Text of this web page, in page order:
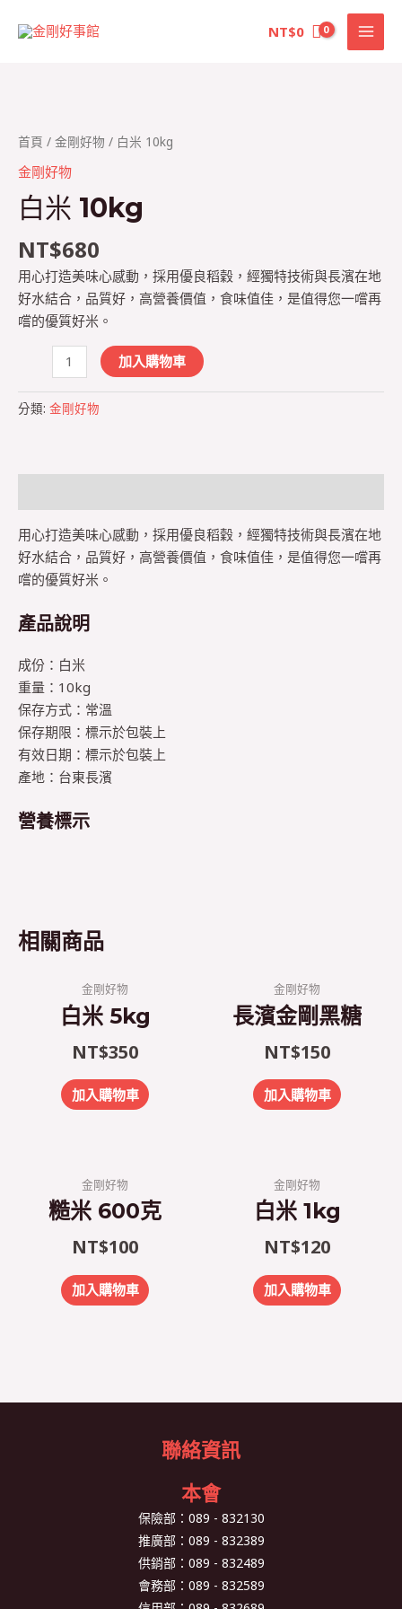
NT$0
首頁 / 金剛好物 / 白米 10kg
金剛好物
白米 10kg
NT$680
用心打造美味心感動，採用優良稻穀，經獨特技術與長濱在地
好水結合，品質好，高營養價值，食味值佳，是值得您一嚐再
嚐的優質好米。
米
數
量
加入購物車
分類: 金剛好物
用心打造美味心感動，採用優良稻穀，經獨特技術與長濱在地
好水結合，品質好，高營養價值，食味值佳，是值得您一嚐再
嚐的優質好米。
產品說明
成份：白米
重量：10kg
保存方式：常溫
保存期限：標示於包裝上
有效日期：標示於包裝上
產地：台東長濱
營養標示
相關商品
金剛好物
白米 5kg
NT$350
加入購物車
金剛好物
長濱金剛黑糖
NT$150
加入購物車
金剛好物
糙米 600克
NT$100
加入購物車
金剛好物
白米 1kg
NT$120
加入購物車
聯絡資訊
本會
保險部： 089 - 832130
推廣部： 089 - 832389
供銷部： 089 - 832489
會務部： 089 - 832589
數